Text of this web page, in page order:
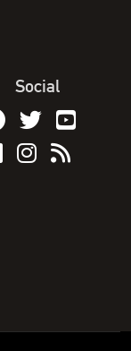
Social